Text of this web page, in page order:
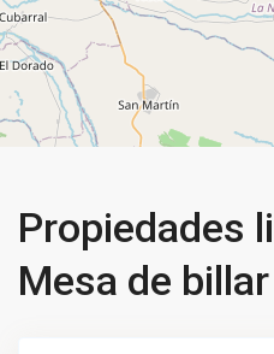
Propiedades
Mesa de billar